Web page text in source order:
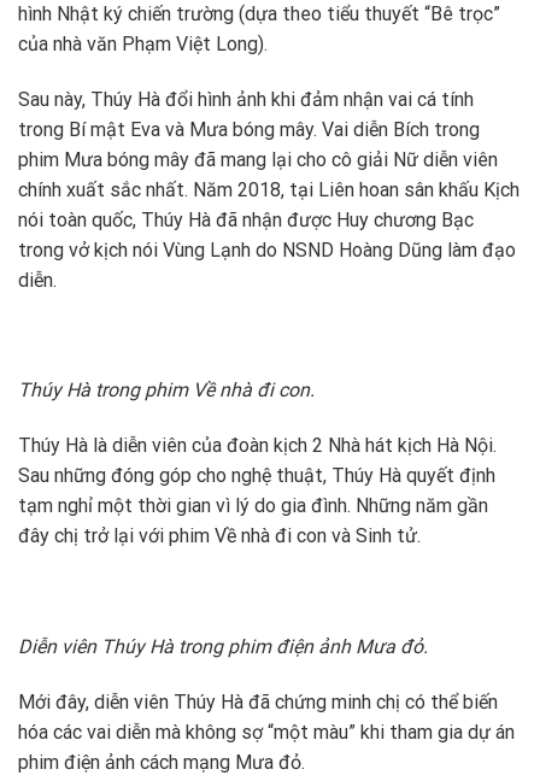
hình Nhật ký chiến trường (dựa theo tiểu thuyết “Bê trọc”
của nhà văn Phạm Việt Long).
Sau này, Thúy Hà đổi hình ảnh khi đảm nhận vai cá tính
trong Bí mật Eva và Mưa bóng mây. Vai diễn Bích trong
phim Mưa bóng mây đã mang lại cho cô giải Nữ diễn viên
chính xuất sắc nhất. Năm 2018, tại Liên hoan sân khấu Kịch
nói toàn quốc, Thúy Hà đã nhận được Huy chương Bạc
trong vở kịch nói Vùng Lạnh do NSND Hoàng Dũng làm đạo
diễn.
Thúy Hà trong phim Về nhà đi con.
Thúy Hà là diễn viên của đoàn kịch 2 Nhà hát kịch Hà Nội.
Sau những đóng góp cho nghệ thuật, Thúy Hà quyết định
tạm nghỉ một thời gian vì lý do gia đình. Những năm gần
đây chị trở lại với phim Về nhà đi con và Sinh tử.
Diễn viên Thúy Hà trong phim điện ảnh Mưa đỏ.
Mới đây, diễn viên Thúy Hà đã chứng minh chị có thể biến
hóa các vai diễn mà không sợ “một màu” khi tham gia dự án
phim điện ảnh cách mạng Mưa đỏ.